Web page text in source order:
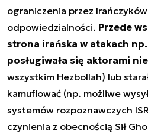
ograniczenia przez Irańczyków
odpowiedzialności. Przede
strona irańska w atakach
posługiwała się aktorami
wszystkim Hezbollah) lub
kamuflować (np. możliwe
systemów rozpoznawczych
czynienia z obecnością Sił